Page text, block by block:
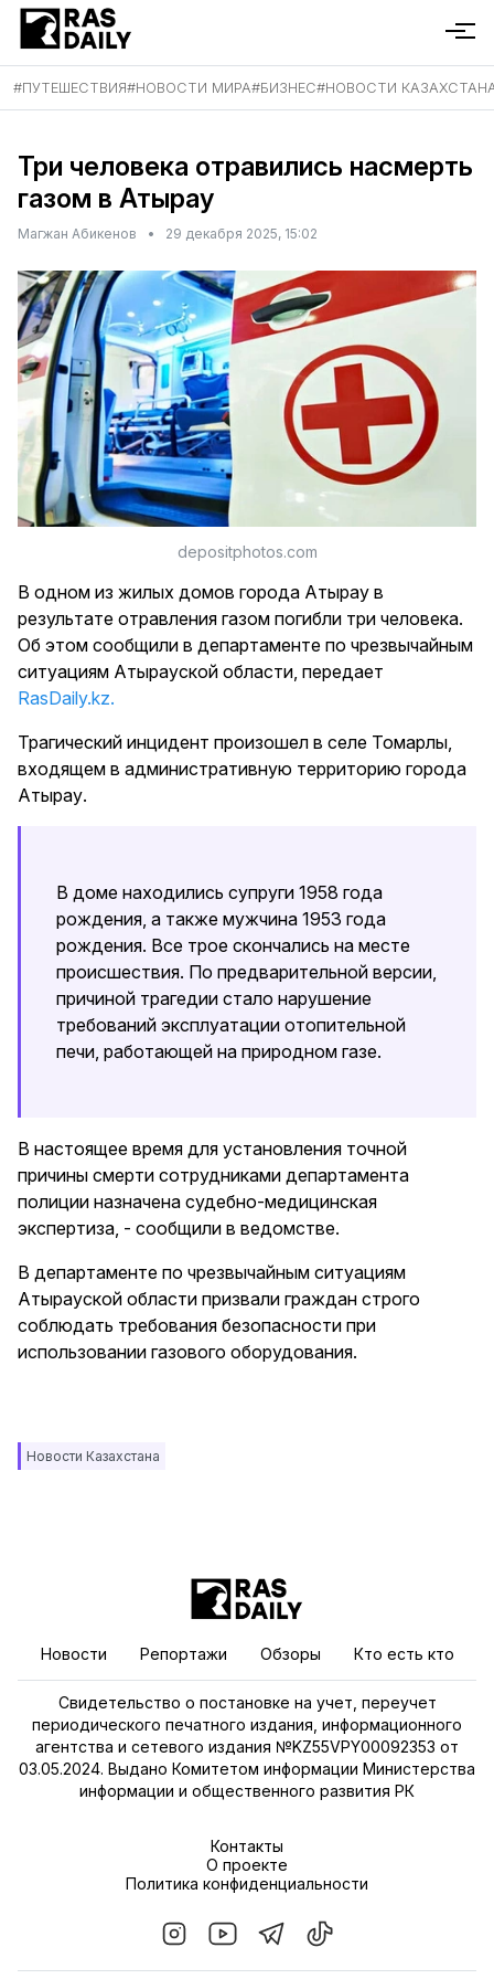
#ПУТЕШЕСТВИЯ#НОВОСТИ МИРА#БИЗНЕС#НОВОСТИ
Три человека отравились насмерть
газом в Атырау
Магжан Абикенов • 29 декабря 2025, 15:02
depositphotos.com
В одном из жилых домов города Атырау в
результате отравления газом погибли три человека.
Об этом сообщили в департаменте по чрезвычайным
ситуациям Атырауской области, передает
RasDaily.kz.
Трагический инцидент произошел в селе Томарлы,
входящем в административную территорию города
Атырау.
В доме находились супруги 1958 года
рождения, а также мужчина 1953 года
рождения. Все трое скончались на месте
происшествия. По предварительной версии,
причиной трагедии стало нарушение
требований эксплуатации отопительной
печи, работающей на природном газе.
В настоящее время для установления точной
причины смерти сотрудниками департамента
полиции назначена судебно-медицинская
экспертиза, - сообщили в ведомстве.
В департаменте по чрезвычайным ситуациям
Атырауской области призвали граждан строго
соблюдать требования безопасности при
использовании газового оборудования.
Новости Казахстана
Новости Репортажи Обзоры Кто есть кто
Свидетельство о постановке на учет, переучет
периодического печатного издания, информационного
агентства и сетевого издания №KZ55VPY00092353 от
03.05.2024. Выдано Комитетом информации Министерства
информации и общественного развития РК
Контакты
О проекте
Политика конфиденциальности